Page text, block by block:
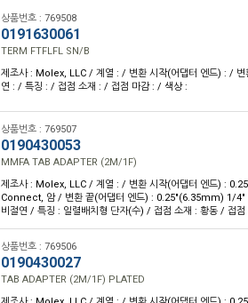
상품번호 : 769508
0191630061
TERM FTFLFL SN/B
제조사 : Molex, LLC / 계열 : / 변환 시작(어댑터 엔드) : / 변
연 : / 특징 : / 접점 소재 : / 접점 마감 : / 색상 :
상품번호 : 769507
0190430053
MMFA TAB ADAPTER (2M/1F)
제조사 : Molex, LLC / 계열 : / 변환 시작(어댑터 엔드) :
Connect, 암 / 변환 끝(어댑터 엔드) : 0.25"(6.35mm) 1/4"
비절연 / 특징 : 일렬배치형 단자(수) / 접점 소재 : 황동 / 접
상품번호 : 769506
0190430027
TAB ADAPTER (2M/1F) PLATED